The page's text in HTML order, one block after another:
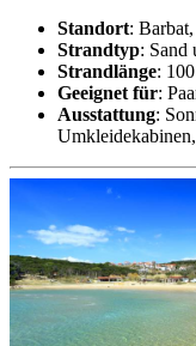
Standort:
Strandtyp: Sand
Strandlänge:
Geeignet für:
Ausstattung: